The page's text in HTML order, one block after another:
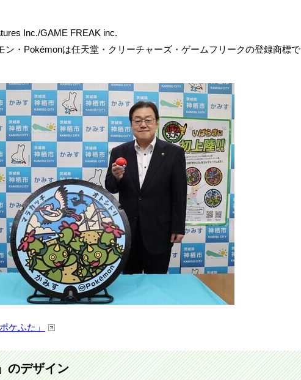
Inc./GAME FREAK inc.
ン・Pokémonは任天堂・クリーチャーズ・ゲームフリークの登録商標で
ケふた」
のデザイン